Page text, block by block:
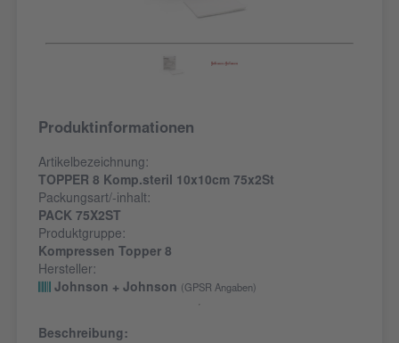
Produktinformationen
Artikelbezeichnung:
TOPPER 8 Komp.steril 10x10cm 75x2St
Packungsart/-inhalt:
PACK 75X2ST
Produktgruppe:
Kompressen Topper 8
Hersteller:
Johnson + Johnson
(GPSR Angaben)
Beschreibung: